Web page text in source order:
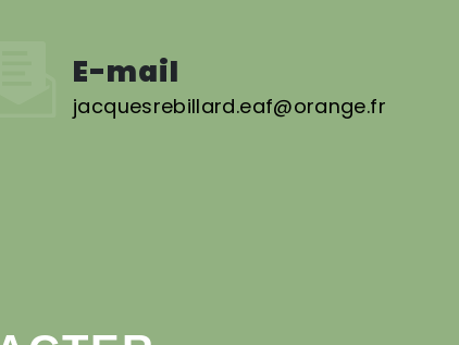
E-mail
jacquesrebillard.eaf@orange.fr